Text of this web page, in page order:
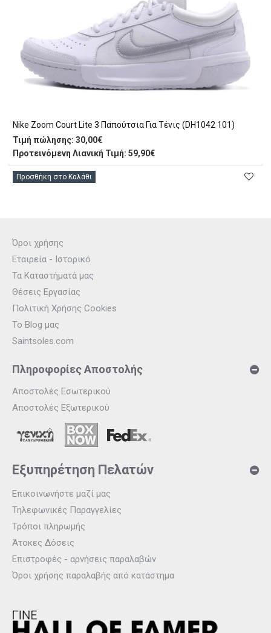
Nike Zoom Court Lite 3 Παπούτσια Για Τένις (DH1042 101)
Τιμή πώλησης: 30,00€
Προτεινόμενη Λιανική Τιμή: 59,90€
Προσθήκη στο Καλάθι
Όροι χρήσης
Εταιρεία - Ιστορικό
Τα Καταστήματά μας
Θέσεις Εργασίας
Πολιτική Χρήσης Cookies
Το Blog μας
Saintsoles.com
Πληροφορίες Αποστολής
Αποστολές Εσωτερικού
Αποστολές Εξωτερικού
Εξυπηρέτηση Πελατών
Επικοινωνήστε μαζί μας
Τηλεφωνικές Παραγγελίες
Τρόποι πληρωμής
Άτοκες Δόσεις
Επιστροφές - αρνήσεις παραλαβών
Όροι χρήσης παραλαβής από κατάστημα